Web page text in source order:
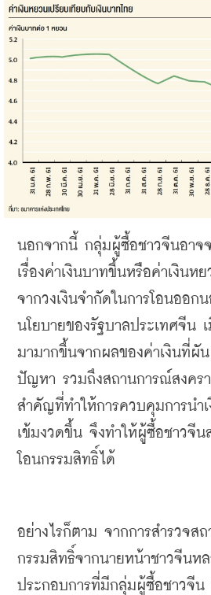
นอกจากนี้ กลุ่มผู้ซื้อชาวจีนอาจ
เรื่องค่าเงินบาทขึ้นหรือค่าเงินห
จากวงเงินจำกัดในการโอนออก
นโยบายของรัฐบาลประเทศจีน
มามากขึ้นจากผลของค่าเงินที่ผั
ปัญหา รวมถึงสถานการณ์สงคร
สำคัญที่ทำให้การควบคุมการนำ
เข้มงวดขึ้น จึงทำให้ผู้ซื้อชาวจีน
โอนกรรมสิทธิ์ได้
อย่างไรก็ตาม จากการสำรวจส
กรรมสิทธิ์จากนายหน้าชาวจีนหล
ประกอบการที่มีกลุ่มผู้ซื้อชาวจีน